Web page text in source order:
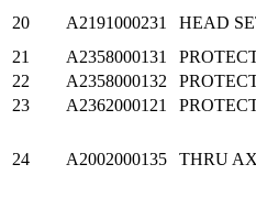
20 A2191000231 HEAD
21
A2358000131
22
A2358000132
23
A2362000121
24 A2002000135 THRU